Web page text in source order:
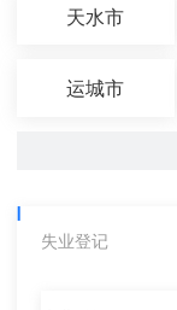
天水市
运城市
失业登记